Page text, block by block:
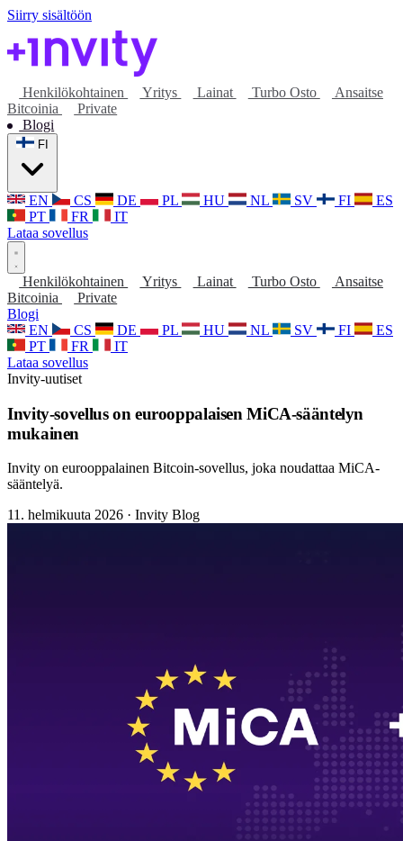
Siirry sisältöön
Henkilökohtainen Yritys Lainat Turbo Osto
Ansaitse
Bitcoinia
Private
Blogi
EN CS DE PL HU NL SV FI
ES
PT
FR
IT
Lataa sovellus
Henkilökohtainen Yritys Lainat Turbo Osto
Ansaitse
Bitcoinia
Private
Blogi
EN
CS DE PL HU NL SV FI
ES
PT
FR
IT
Lataa sovellus
Invity-uutiset
Invity-sovellus on eurooppalaisen MiCA-sääntelyn
mukainen
Invity on eurooppalainen Bitcoin-sovellus, joka noudattaa MiCA-
sääntelyä.
11. helmikuuta 2026 · Invity Blog